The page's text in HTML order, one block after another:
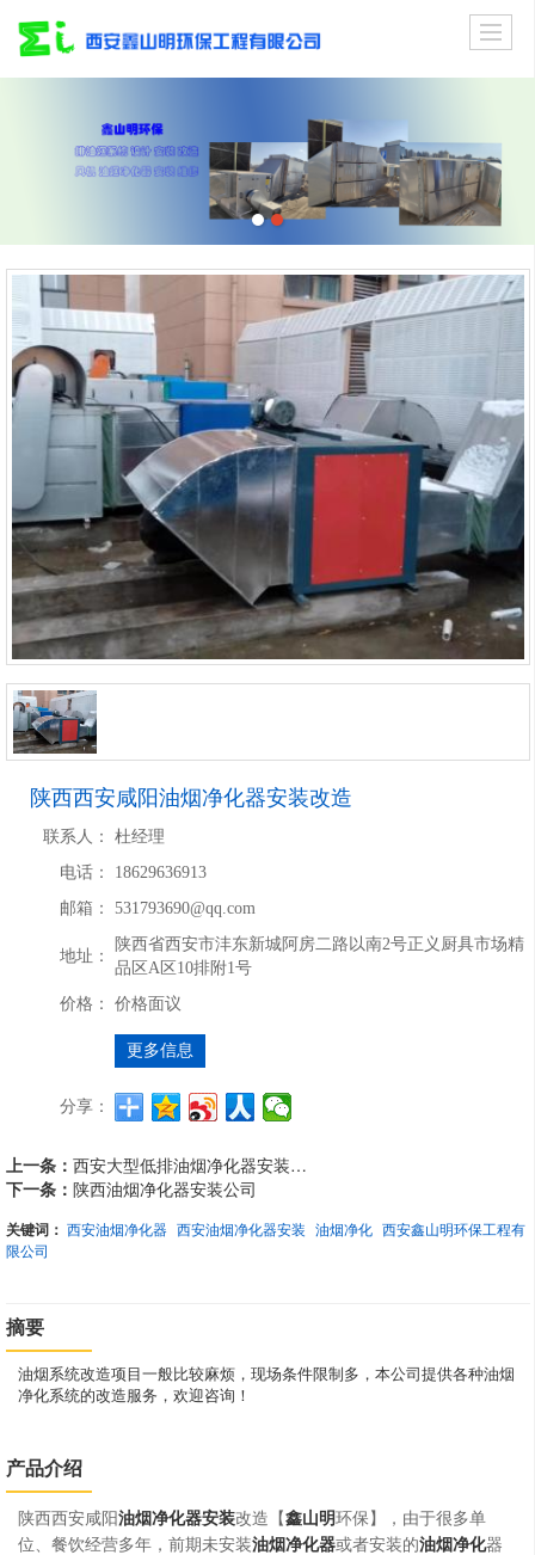
陕西西安咸阳油烟净化器安装改造
联系人：
杜经理
电话：
18629636913
邮箱：
531793690@qq.com​
地址：
陕西省西安市沣东新城阿房二路以南2号正义厨具市场精
品区A区10排附1号
价格：
价格面议
更多信息
分享：
上一条：
西安大型低排油烟净化器安装现场
下一条： 陕西油烟净化器安装公司
关键词： 西安油烟净化器 西安油烟净化器安装 油烟净化 西安鑫山明环保工程有
限公司
摘要
油烟系统改造项目一般比较麻烦，现场条件限制多，本公司提供各种油烟
净化系统的改造服务，欢迎咨询！
产品介绍
陕西西安咸阳油烟净化器安装改造【鑫山明环保】，由于很多单
位、餐饮经营多年，前期未安装油烟净化器或者安装的油烟净化器